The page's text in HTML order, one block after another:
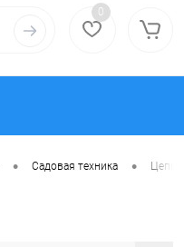
0
• Садовая техника •